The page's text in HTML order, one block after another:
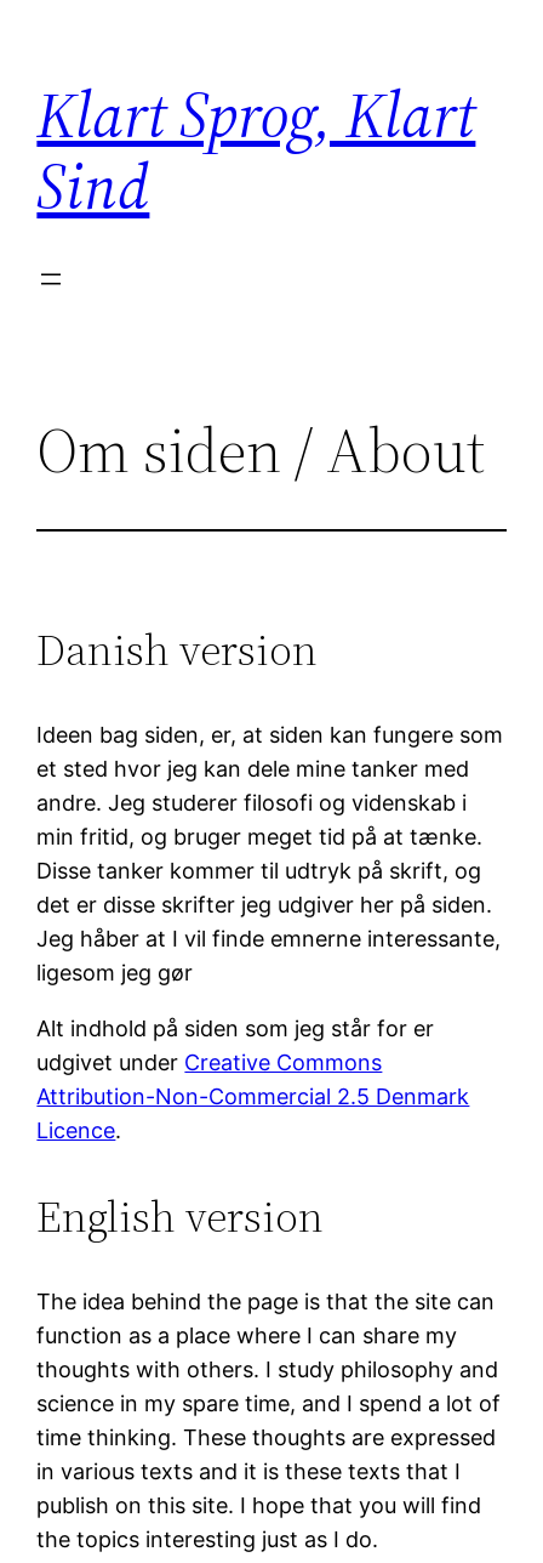
indhold
Klart Sprog, Klart
Sind
Om siden / About
Danish version
Ideen bag siden, er, at siden kan fungere som
et sted hvor jeg kan dele mine tanker med
andre. Jeg studerer filosofi og videnskab i
min fritid, og bruger meget tid på at tænke.
Disse tanker kommer til udtryk på skrift, og
det er disse skrifter jeg udgiver her på siden.
Jeg håber at I vil finde emnerne interessante,
ligesom jeg gør
Alt indhold på siden som jeg står for er
udgivet under Creative Commons
Attribution-Non-Commercial 2.5 Denmark
Licence.
English version
The idea behind the page is that the site can
function as a place where I can share my
thoughts with others. I study philosophy and
science in my spare time, and I spend a lot of
time thinking. These thoughts are expressed
in various texts and it is these texts that I
publish on this site. I hope that you will find
the topics interesting just as I do.